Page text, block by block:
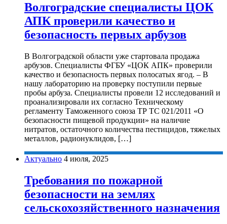
Волгоградские специалисты ЦОК
АПК проверили качество и
безопасность первых арбузов
В Волгоградской области уже стартовала продажа
арбузов. Специалисты ФГБУ «ЦОК АПК» проверили
качество и безопасность первых полосатых ягод. – В
нашу лабораторию на проверку поступили первые
пробы арбуза. Специалисты провели 12 исследований и
проанализировали их согласно Техническому
регламенту Таможенного союза ТР ТС 021/2011 «О
безопасности пищевой продукции» на наличие
нитратов, остаточного количества пестицидов, тяжелых
металлов, радионуклидов, […]
Актуально 4 июля, 2025
Требования по пожарной
безопасности на землях
сельскохозяйственного назначения